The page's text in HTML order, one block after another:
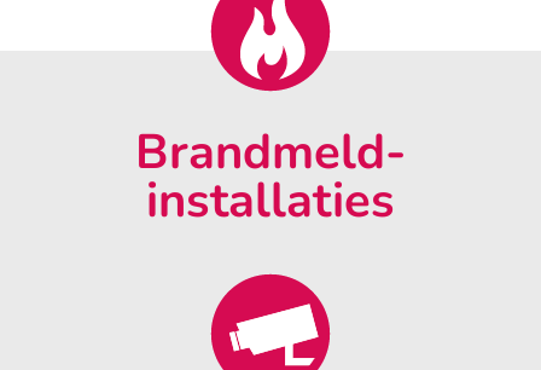
Brandmeld-
installaties